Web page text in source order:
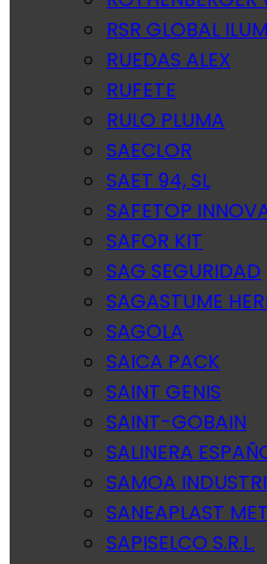
RSR GLOBAL
RUEDAS ALEX
RUFETE
RULO PLUMA
SAECLOR
SAET 94, SL
SAFETOP
SAFOR KIT
SAG SEGURIDAD
SAGASTUME
SAGOLA
SAICA PACK
SAINT GENIS
SAINT-GOBAIN
SALINERA
SAMOA
SANEAPLAST
SAPISELCO S.R.L.